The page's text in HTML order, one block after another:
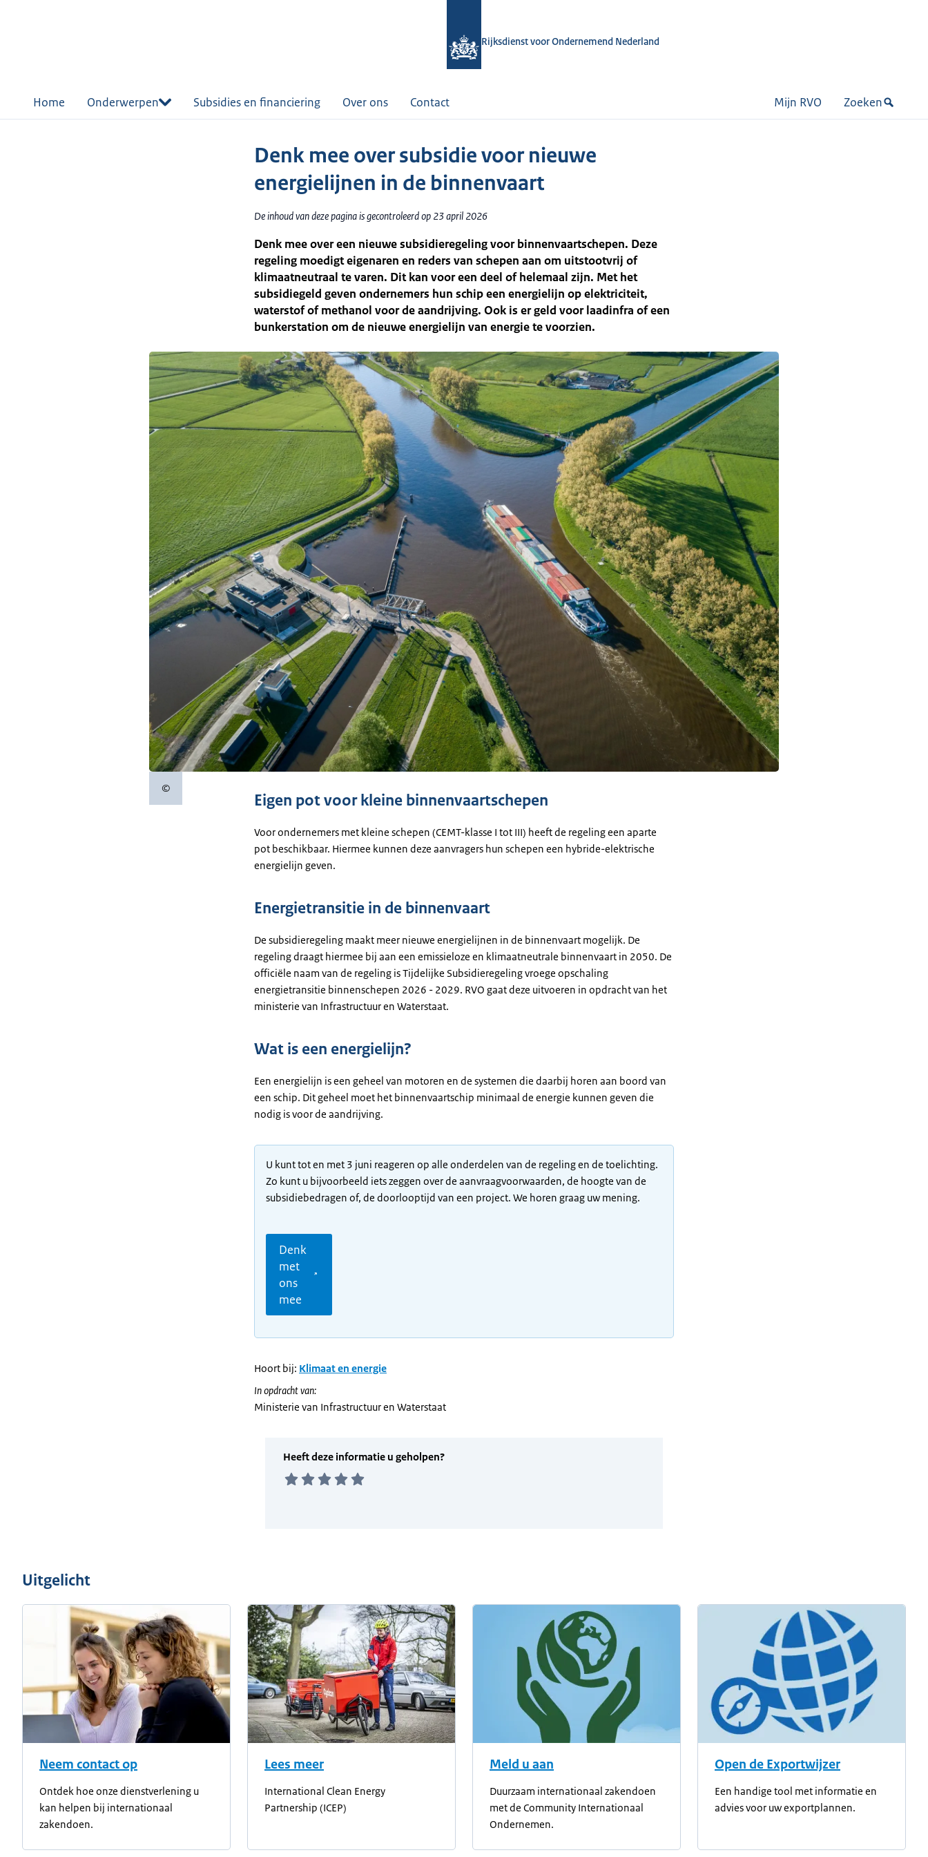
Rijksdienst voor Ondernemend Nederland
Home Onderwerpen Subsidies en financiering Over ons Contact Mijn RVO Zoeken
Denk mee over subsidie voor nieuwe
energielijnen in de binnenvaart
De inhoud van deze pagina is gecontroleerd op 23 april 2026
Denk mee over een nieuwe subsidieregeling voor binnenvaartschepen. Deze
regeling moedigt eigenaren en reders van schepen aan om uitstootvrij of
klimaatneutraal te varen. Dit kan voor een deel of helemaal zijn. Met het
subsidiegeld geven ondernemers hun schip een energielijn op elektriciteit,
waterstof of methanol voor de aandrijving. Ook is er geld voor laadinfra of een
bunkerstation om de nieuwe energielijn van energie te voorzien.
©CopyrightinformatieEigen pot voor kleine binnenvaartschepen
Voor ondernemers met kleine schepen (CEMT-klasse I tot III) heeft de regeling een aparte
pot beschikbaar. Hiermee kunnen deze aanvragers hun schepen een hybride-elektrische
energielijn geven.
Energietransitie in de binnenvaart
De subsidieregeling maakt meer nieuwe energielijnen in de binnenvaart mogelijk. De
regeling draagt hiermee bij aan een emissieloze en klimaatneutrale binnenvaart in 2050. De
officiële naam van de regeling is Tijdelijke Subsidieregeling vroege opschaling
energietransitie binnenschepen 2026 - 2029. RVO gaat deze uitvoeren in opdracht van het
ministerie van Infrastructuur en Waterstaat.
Wat is een energielijn?
Een energielijn is een geheel van motoren en de systemen die daarbij horen aan boord van
een schip. Dit geheel moet het binnenvaartschip minimaal de energie kunnen geven die
nodig is voor de aandrijving.
U kunt tot en met 3 juni reageren op alle onderdelen van de regeling en de toelichting.
Zo kunt u bijvoorbeeld iets zeggen over de aanvraagvoorwaarden, de hoogte van de
subsidiebedragen of, de doorlooptijd van een project. We horen graag uw mening.
Denk
met
ons
mee
Hoort bij: Klimaat en energie
In opdracht van:
Ministerie van Infrastructuur en Waterstaat
Uitgelicht
Neem contact op
Ontdek hoe onze dienstverlening u
kan helpen bij internationaal
zakendoen.
Lees meer
International Clean Energy
Partnership (ICEP)
Meld u aan
Duurzaam internationaal zakendoen
met de Community Internationaal
Ondernemen.
Open de Exportwijzer
Een handige tool met informatie en
advies voor uw exportplannen.